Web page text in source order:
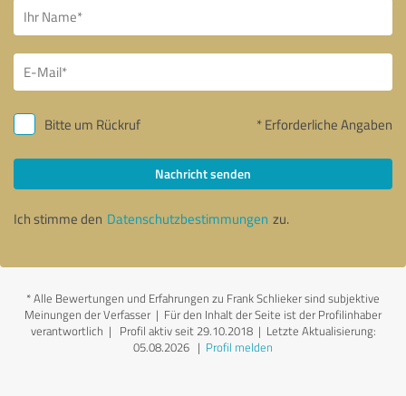
Bitte um Rückruf * Erforderliche Angaben
Nachricht senden
Ich stimme den Datenschutzbestimmungen zu.
*Alle Bewertungen und Erfahrungen zu Frank Schlieker sind subjektive
Meinungen der Verfasser | Für den Inhalt der Seite ist der Profilinhaber
verantwortlich | Profil aktiv seit 29.10.2018 | Letzte Aktualisierung:
05.08.2026 | Profil melden